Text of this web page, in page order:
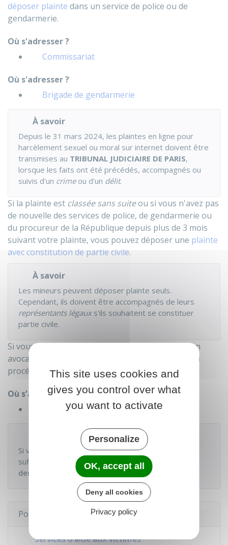
déposer plainte dans un service de police ou de
gendarmerie.
Où s'adresser ?
Commissariat
Où s'adresser ?
Brigade de gendarmerie
À savoir
Depuis le 31 mars 2024, les plaintes en ligne pour
harcèlement sexuel ou moral sur internet doivent être
transmises au TRIBUNAL JUDICIAIRE DE PARIS,
lorsque les faits ont été précédés, accompagnés ou
suivis d'un crimeou d'un délit.
Si la plainte est classée sans suiteou si vous n'avez pas
de nouvelle des services de police, de gendarmerie ou
du procureur de la République depuis plus de 3 mois
suivant votre plainte, vous pouvez déposer une plainte
avec constitution de partie civile.
À savoir
Les mineurs peuvent déposer plainte seuls.
Cependant, ils doivent être accompagnés de leurs
représentants légauxs'ils souhaitent se constituer
partie civile.
Si vous le souhaitez, vous pouvez être assisté d'un
avocat dès le dépôt de plainte et jusqu'à la fin de la
procédure.
Où s'adresser ?
Avocat
Si vous n'avez pas les ressources financières
suffisantes pour régler l'avocat, vous pouvez
demander l'aide juridictionnelle
Pour en savoir plus
Services d’aide aux victimes
This site uses cookies and
gives you control over what
you want to activate
Personalize
OK, accept all
Deny all cookies
Privacy policy